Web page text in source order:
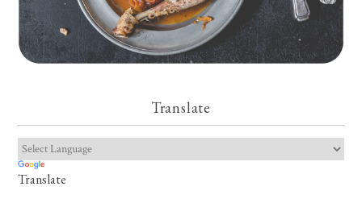
Translate
Translate